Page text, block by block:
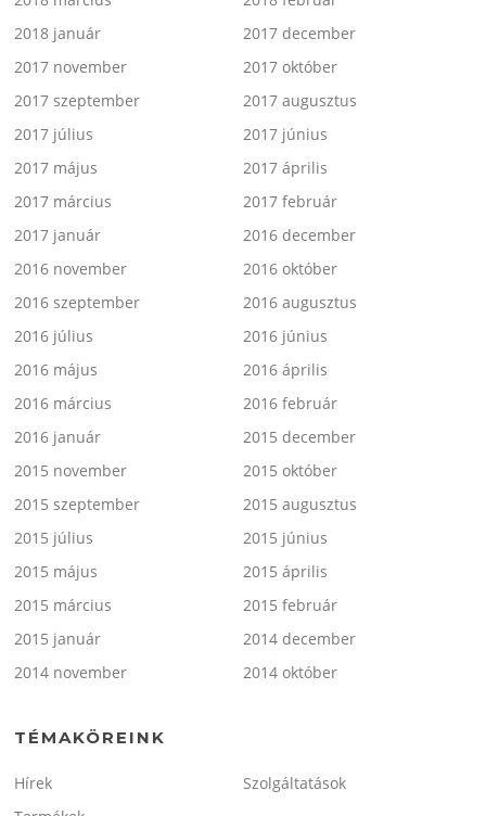
2018 január
2017 december
2017 november
2017 október
2017 szeptember
2017 augusztus
2017 július
2017 június
2017 május
2017 április
2017 március
2017 február
2017 január
2016 december
2016 november
2016 október
2016 szeptember
2016 augusztus
2016 július
2016 június
2016 május
2016 április
2016 március
2016 február
2016 január
2015 december
2015 november
2015 október
2015 szeptember
2015 augusztus
2015 július
2015 június
2015 május
2015 április
2015 március
2015 február
2015 január
2014 december
2014 november
2014 október
TÉMAKÖREINK
Hírek
Szolgáltatások